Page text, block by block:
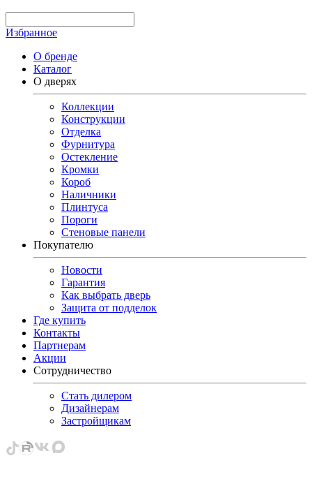
Избранное
О бренде
Каталог
О дверях
Коллекции
Конструкции
Отделка
Фурнитура
Остекление
Кромки
Короб
Наличники
Плинтуса
Пороги
Стеновые панели
Покупателю
Новости
Гарантия
Как выбрать дверь
Защита от подделок
Где купить
Контакты
Партнерам
Акции
Сотрудничество
Стать дилером
Дизайнерам
Застройщикам